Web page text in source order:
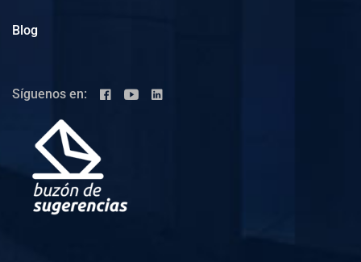
Blog
Síguenos en: